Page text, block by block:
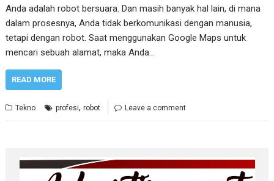
Anda adalah robot bersuara. Dan masih banyak hal lain, di mana
dalam prosesnya, Anda tidak berkomunikasi dengan manusia,
tetapi dengan robot. Saat menggunakan Google Maps untuk
mencari sebuah alamat, maka Anda…
READ MORE
Tekno profesi,robot Leave a comment